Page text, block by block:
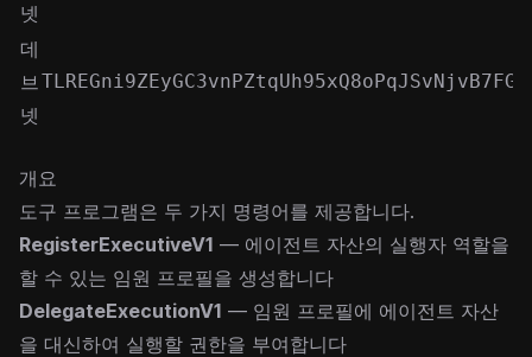
넷
데
브
넷
개요
도구 프로그램은 두 가지 명령어를 제공합니다.
RegisterExecutiveV1 — 에이전트 자산의 실행자 역할을
할 수 있는 임원 프로필을 생성합니다
DelegateExecutionV1 — 임원 프로필에 에이전트 자산
을 대신하여 실행할 권한을 부여합니다